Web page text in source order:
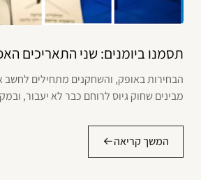
תסמנו ביומנים: שני התאריכים
הבחירות באופק, והשחקנים מתחילים
מבינים שחוק גיוס לרוחם כבר לא יעבור,
המשך קריאה